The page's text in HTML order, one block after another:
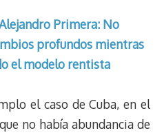
Primera: No
profundos mientras
el modelo rentista
el caso de Cuba, en el
no había abundancia de